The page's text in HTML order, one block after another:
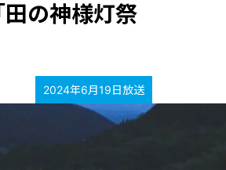
田の神様灯祭
2024年6月19日放送